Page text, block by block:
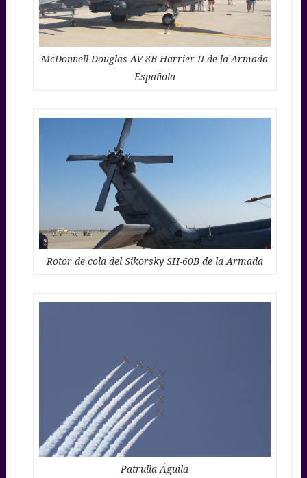
McDonnell Douglas AV-8B Harrier II de la Armada
Española
Rotor de cola del Sikorsky SH-60B de la Armada
Patrulla Águila